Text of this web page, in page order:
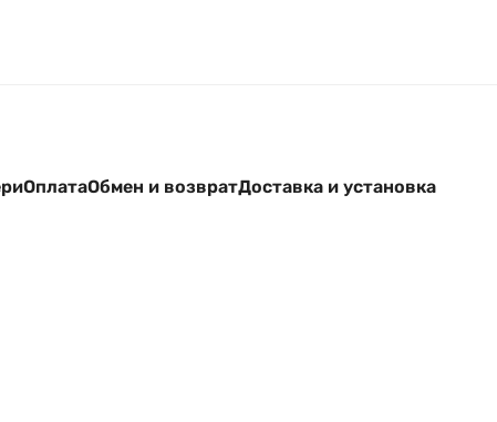
ОплатаОбмен и возвратДоставка и установка